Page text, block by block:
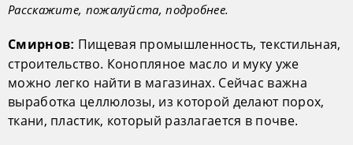
Расскажите, пожалуйста, подробнее.
Смирнов: Пищевая промышленность, текстильная,
строительство. Конопляное масло и муку уже
можно легко найти в магазинах. Сейчас важна
выработка целлюлозы, из которой делают порох,
ткани, пластик, который разлагается в почве.